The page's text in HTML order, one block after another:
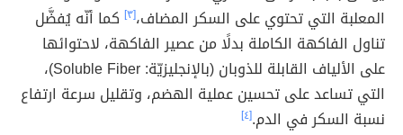
المعلبة التي تحتوي على السكر المضاف،[٣]
كما أنّه يُفضَّل
تناول الفاكهة الكاملة بدلًا من عصير الفاكهة، لاحتوائها
على الألياف القابلة للذوبان (بالإنجليزيّة: Soluble Fiber)،
التي تساعد على تحسين عملية الهضم، وتقليل سرعة ارتفاع
نسبة السكر في الدم.[٤]